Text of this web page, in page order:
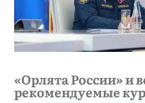
«Орлята России» и
рекомендуемые